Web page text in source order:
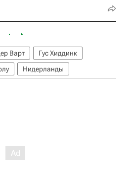
Варт
Гус Хиддинк
Нидерланды